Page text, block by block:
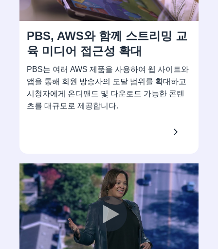
PBS, AWS와 함께 스트리밍 교
육 미디어 접근성 확대
PBS는 여러 AWS 제품을 사용하여 웹 사이트와
앱을 통해 회원 방송사의 도달 범위를 확대하고
시청자에게 온디맨드 및 다운로드 가능한 콘텐
츠를 대규모로 제공합니다.